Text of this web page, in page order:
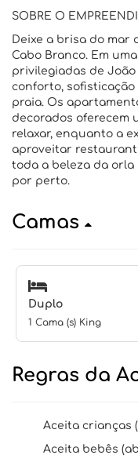
SOBRE O
Deixe a brisa do mar
Cabo Branco. Em
privilegiadas de
conforto,
praia. Os
decorados oferecem
relaxar, enquanto a
aproveitar
toda a beleza da
por perto.
Camas
Duplo
1 Cama (s) King
Regras da
Aceita crianças
Aceita bebês